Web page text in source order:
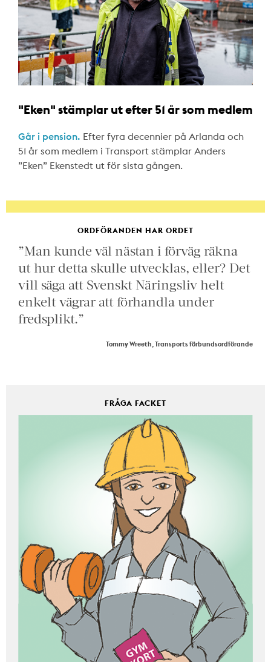
"Eken" stämplar ut efter 51 år som medlem
Går i pension. Efter fyra decennier på Arlanda och
51 år som medlem i Transport stämplar Anders
”Eken” Ekenstedt ut för sista gången.
ORDFÖRANDEN HAR ORDET
”Man kunde väl nästan i förväg räkna
ut hur detta skulle utvecklas, eller? Det
vill säga att Svenskt Näringsliv helt
enkelt vägrar att förhandla under
fredsplikt.”
Tommy Wreeth, Transports förbundsordförande
FRÅGA FACKET